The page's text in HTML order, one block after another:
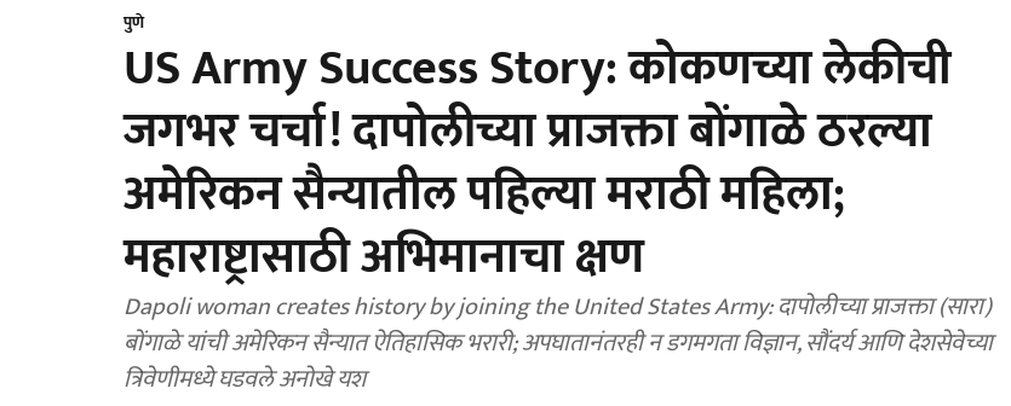
पुणे
US Army Success Story: कोकणच्या लेकीची
जगभर चर्चा! दापोलीच्या प्राजक्ता बोंगाळे ठरल्या
अमेरिकन सैन्यातील पहिल्या मराठी महिला;
महाराष्ट्रासाठी अभिमानाचा क्षण
Dapoli woman creates history by joining the United States Army: दापोलीच्या प्राजक्ता (सारा)
बोंगाळे यांची अमेरिकन सैन्यात ऐतिहासिक भरारी; अपघातानंतरही न डगमगता विज्ञान, सौंदर्य आणि देशसेवेच्या
त्रिवेणीमध्ये घडवले अनोखे यश